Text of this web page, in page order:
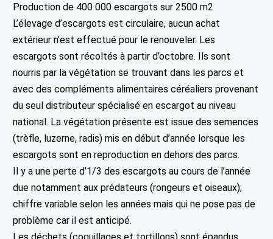
Production de 400 000 escargots sur 2500 m2
L’élevage d’escargots est circulaire, aucun achat
extérieur n’est effectué pour le renouveler. Les
escargots sont récoltés à partir d’octobre. Ils sont
nourris par la végétation se trouvant dans les parcs et
avec des compléments alimentaires céréaliers provenant
du seul distributeur spécialisé en escargot au niveau
national. La végétation présente est issue des semences
(trèfle, luzerne, radis) mis en début d’année lorsque les
escargots sont en reproduction en dehors des parcs.
Il y a une perte d’1/3 des escargots au cours de l’année
due notamment aux prédateurs (rongeurs et oiseaux);
chiffre variable selon les années mais qui ne pose pas de
problème car il est anticipé.
Les déchets (coquillages et tortillons) sont épandus